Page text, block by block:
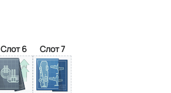
Слот 6 Слот 7